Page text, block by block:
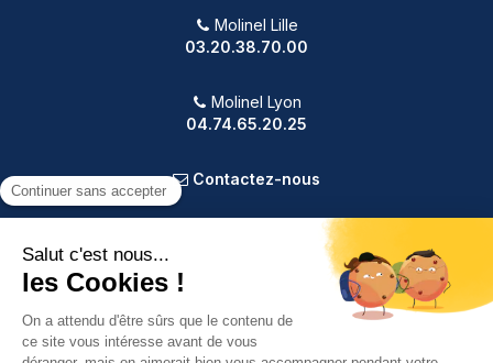
Molinel Lille
03.20.38.70.00
Molinel Lyon
04.74.65.20.25
Contactez-nous
PRODUITS
VOTRE COMPTE